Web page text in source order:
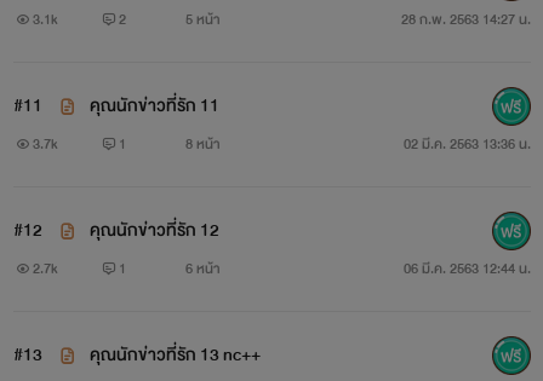
ชอบ nc
3.1k 2 5 หน้า 28 ก.พ. 2563 14:27 น.
#11 คุณนักข่าวที่รัก 11
3.7k 1 8 หน้า 02 มี.ค. 2563 13:36 น.
#12 คุณนักข่าวที่รัก 12
2.7k 1 6 หน้า 06 มี.ค. 2563 12:44 น.
#13 คุณนักข่าวที่รัก 13 nc++